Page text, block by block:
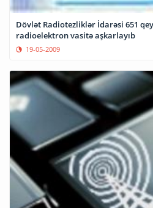
Dövlət Radiotezliklər İdarəsi 651
radioelektron vasitə aşkarlayıb
19-05-2009